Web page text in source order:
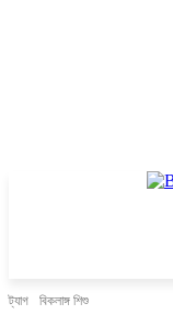
ট্যাগ বিকলাঙ্গ শিশু